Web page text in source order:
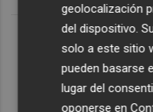
geolocalización
del dispositivo.
solo a este sitio
pueden basarse
lugar del
oponerse en